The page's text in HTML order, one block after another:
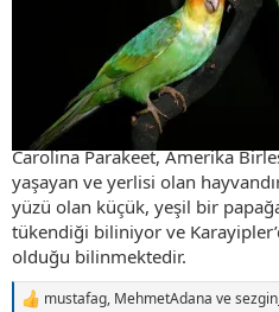
Carolina Parakeet, Amerika
yaşayan ve yerlisi olan
yüzü olan küçük, yeşil bir
tükendiği biliniyor ve
olduğu bilinmektedir.
T
mustafag, MehmetAdana ve